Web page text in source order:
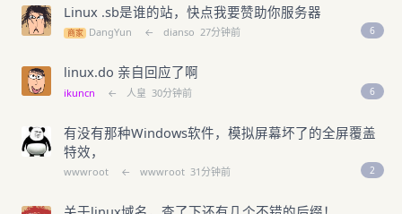
Linux .sb是谁的站，快点我要赞助你服务器
商家 DangYun ← dianso 27分钟前 6
linux.do 亲自回应了啊
ikuncn ← 人皇 30分钟前 6
有没有那种Windows软件，模拟屏幕坏了的全屏覆盖
特效，
wwwroot ← wwwroot 31分钟前 2